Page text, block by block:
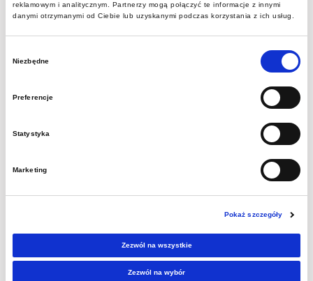
reklamowym i analitycznym. Partnerzy mogą połączyć te informacje z innymi
danymi otrzymanymi od Ciebie lub uzyskanymi podczas korzystania z ich usług.
Niezbędne
Preferencje
Statystyka
Marketing
Pokaż szczegóły
Zezwól na wszystkie
Zezwól na wybór
MGW.TGW.761.3.2021.MM Zakup
wiertarki górniczej WUP-22”.
prośbą o przedstawienie swojej oferty na
poniżej opisany przedmiot zamówienia:
„Zakup dwóch pneumatycznych podpór do
wiertarki…
Dowiedz się więcej